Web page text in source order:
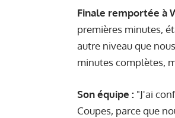
Finale remportée à
premières minutes,
autre niveau que
minutes complètes,
Son équipe : "J'ai
Coupes, parce que